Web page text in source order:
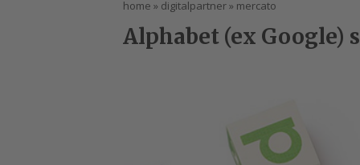
home » digitalpartner» mercato
Alphabet (ex Google)